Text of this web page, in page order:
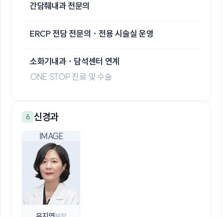
간담췌내과 전문의
ERCP 전담 전문의 · 전용 시술실 운영
소화기내과 · 담석센터 연계
ONE STOP 진료 및 수술
6 신경과